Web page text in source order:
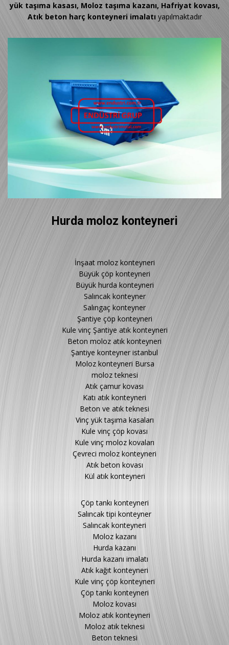
yük taşıma kasası, Moloz taşıma kazanı, Hafriyat kovası,
Atık beton harç konteyneri imalatıyapılmaktadır
Hurda moloz konteyneri
İnşaat moloz konteyneri
Büyük çöp konteyneri
Büyük hurda konteyneri
Salıncak konteyner
Salıngaç konteyner
Şantiye çöp konteyneri
Kule vinç Şantiye atık konteyneri
Beton moloz atık konteyneri
Şantiye konteyner istanbul
Moloz konteyneri Bursa
moloz teknesi
Atık çamur kovası
Katı atık konteyneri
Beton ve atık teknesi
Vinç yük taşıma kasaları
Kule vinç çöp kovası
Kule vinç moloz kovaları
Çevreci moloz konteyneri
Atık beton kovası
Kül atık konteyneri
Çöp tankı konteyneri
Salıncak tipi konteyner
Salıncak konteyneri
Moloz kazanı
Hurda kazanı
Hurda kazanı imalatı
Atık kağıt konteyneri
Kule vinç çöp konteyneri
Çöp tankı konteyneri
Moloz kovası
Moloz atık konteyneri
Moloz atık teknesi
Beton teknesi